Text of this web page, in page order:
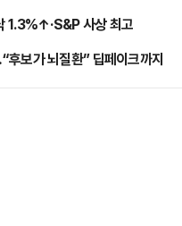
1.3%↑·S&P 사상 최고
후보가 뇌질환” 딥페이크까지